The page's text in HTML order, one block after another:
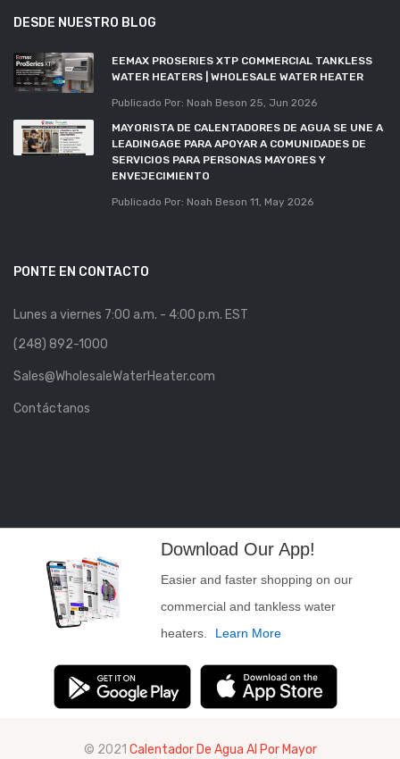
DESDE NUESTRO BLOG
EEMAX PROSERIES XTP COMMERCIAL TANKLESS
WATER HEATERS | WHOLESALE WATER HEATER
Publicado Por: Noah Beson 25, Jun 2026
MAYORISTA DE CALENTADORES DE AGUA SE UNE A
LEADINGAGE PARA APOYAR A COMUNIDADES DE
SERVICIOS PARA PERSONAS MAYORES Y
ENVEJECIMIENTO
Publicado Por: Noah Beson 11, May 2026
PONTE EN CONTACTO
Lunes a viernes 7:00 a.m. - 4:00 p.m. EST
(248) 892-1000
Sales@WholesaleWaterHeater.com
Contáctanos
Download Our App!
Easier and faster shopping on our
commercial and tankless water
heaters.
Learn More
© 2021 Calentador De Agua Al Por Mayor